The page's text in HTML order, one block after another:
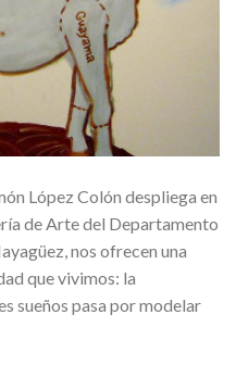
López Colón despliega en
de Arte del Departamento
nos ofrecen una
que vivimos: la
sueños pasa por modelar